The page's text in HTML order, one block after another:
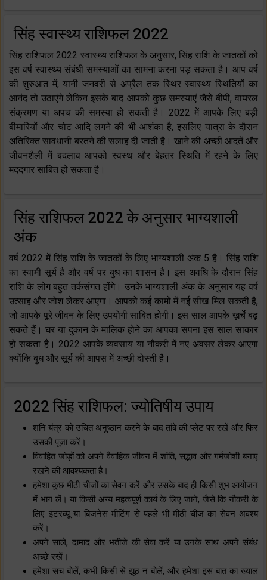
सिंह स्वास्थ्य राशिफल 2022
सिंह राशिफल 2022 स्वास्थ्य राशिफल के अनुसार, सिंह राशि के जातकों को
इस वर्ष स्वास्थ्य संबंधी समस्याओं का सामना करना पड़ सकता है। आप वर्ष
की शुरुआत में, यानी जनवरी से अप्रैल तक स्थिर स्वास्थ्य स्थितियों का
आनंद तो उठाएंगे लेकिन इसके बाद आपको कुछ समस्याएं जैसे बीपी, वायरल
संक्रमण या अपच की समस्या हो सकती है। 2022 में आपके लिए बड़ी
बीमारियों और चोट आदि लगने की भी आशंका है, इसलिए यात्रा के दौरान
अतिरिक्त सावधानी बरतने की सलाह दी जाती है। खाने की अच्छी आदतें और
जीवनशैली में बदलाव आपको स्वस्थ और बेहतर स्थिति में रहने के लिए
मददगार साबित हो सकता है।
सिंह राशिफल 2022 के अनुसार भाग्यशाली
अंक
वर्ष 2022 में सिंह राशि के जातकों के लिए भाग्यशाली अंक 5 है। सिंह राशि
का स्वामी सूर्य है और वर्ष पर बुध का शासन है। इस अवधि के दौरान सिंह
राशि के लोग बहुत तर्कसंगत होंगे। उनके भाग्यशाली अंक के अनुसार यह वर्ष
उत्साह और जोश लेकर आएगा। आपको कई कामों में नई सीख मिल सकती है,
जो आपके पूरे जीवन के लिए उपयोगी साबित होगी। इस साल आपके ख़र्चे बढ़
सकते हैं। घर या दुकान के मालिक होने का आपका सपना इस साल साकार
हो सकता है। 2022 आपके व्यवसाय या नौकरी में नए अवसर लेकर आएगा
क्योंकि बुध और सूर्य की आपस में अच्छी दोस्ती है।
2022 सिंह राशिफल: ज्योतिषीय उपाय
शनि यंत्र को उचित अनुष्ठान करने के बाद तांबे की प्लेट पर रखें और फिर
उसकी पूजा करें।
विवाहित जोड़ों को अपने वैवाहिक जीवन में शांति, सद्भाव और गर्मजोशी बनाए
रखने की आवश्यकता है।
हमेशा कुछ मीठी चीजों का सेवन करें और उसके बाद ही किसी शुभ आयोजन
में भाग लें। या किसी अन्य महत्वपूर्ण कार्य के लिए जाने, जैसे कि नौकरी के
लिए इंटरव्यू या बिजनेस मीटिंग से पहले भी मीठी चीज़ का सेवन अवश्य
करें।
अपने साले, दामाद और भतीजे की सेवा करें या उनके साथ अपने संबंध
अच्छे रखें।
हमेशा सच बोलें, कभी किसी से झूठ न बोलें, और हमेशा इस बात का ख्याल